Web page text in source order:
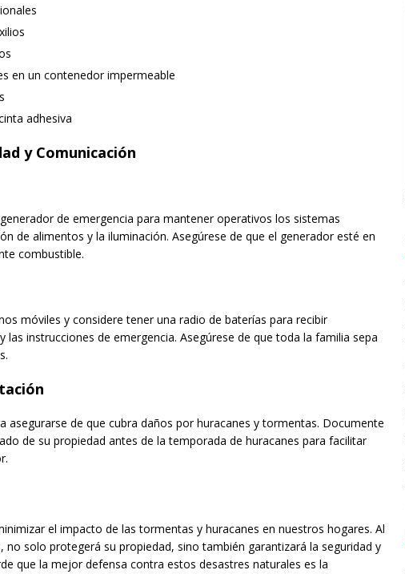
en un contenedor impermeable
adhesiva
y Comunicación
de emergencia para mantener operativos los sistemas
de alimentos y la iluminación. Asegúrese de que el generador esté en
combustible.
móviles y considere tener una radio de baterías para recibir
las instrucciones de emergencia. Asegúrese de que toda la familia sepa
asegurarse de que cubra daños por huracanes y tormentas. Documente
de su propiedad antes de la temporada de huracanes para facilitar
el impacto de las tormentas y huracanes en nuestros hogares. Al
no solo protegerá su propiedad, sino también garantizará la seguridad y
que la mejor defensa contra estos desastres naturales es la